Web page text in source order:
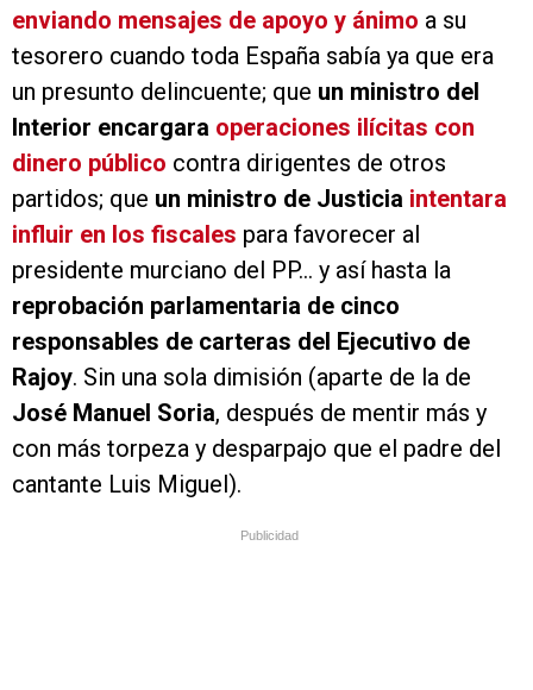
enviando mensajes de apoyo y ánimo a su
tesorero cuando toda España sabía ya que era
un presunto delincuente; que un ministro del
Interior encargara operaciones ilícitas con
dinero público contra dirigentes de otros
partidos; que un ministro de Justicia intentara
influir en los fiscales para favorecer al
presidente murciano del PP… y así hasta la
reprobación parlamentaria de cinco
responsables de carteras del Ejecutivo de
Rajoy. Sin una sola dimisión (aparte de la de
José Manuel Soria, después de mentir más y
con más torpeza y desparpajo que el padre del
cantante Luis Miguel).
Publicidad